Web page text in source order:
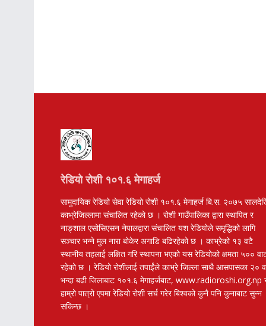
रेडियो रोशी १०१.६ मेगाहर्ज
सामुदायिक रेडियो सेवा रेडियो रोशी १०१.६ मेगाहर्ज बि.स. २०७५
काभ्रेजिल्लामा संचालित रहेको छ । रोशी गाउँपालिका द्वारा स्थापित र
नाङ्शाल एसोसिएसन नेपालद्वारा संचालित यश रेडियोले समृद्धिको लागि
सञ्चार भन्ने मुल नारा बोकेर अगाडि बढिरहेको छ । काभ्रेको १३ वटै
स्थानीय तहलाई लक्षित गरि स्थापना भएको यस रेडियोको क्षमता ५००
रहेको छ । रेडियो रोशीलाई तपाईंले काभ्रे जिल्ला साथै आसपासका २०
भन्दा बढी जिलाबाट १०१.६ मेगाहर्जबाट, www.radioroshi.org.np
हाम्रो पात्रो एपमा रेडियो रोशी सर्च गरेर बिश्वको कुनै पनि कुनाबाट सुन्न
सकिन्छ ।